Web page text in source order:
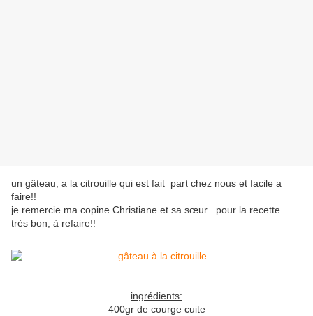
un gâteau, a la citrouille qui est fait part chez nous et facile a
faire!!
je remercie ma copine Christiane et sa sœur pour la recette.
très bon, à refaire!!
ingrédients:
400gr de courge cuite